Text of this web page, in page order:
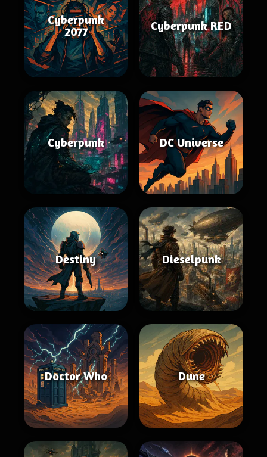
Cyberpunk
2077
Cyberpunk RED
Cyberpunk DC Universe
Destiny Dieselpunk
Doctor Who Dune